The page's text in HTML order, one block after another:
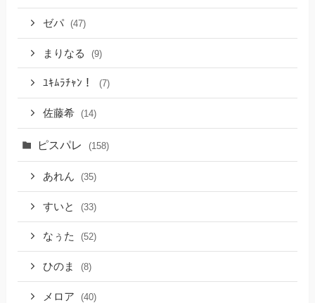
ゼパ (47)
まりなる (9)
ﾕｷﾑﾗﾁｬﾝ！ (7)
佐藤希 (14)
ピスパレ (158)
あれん (35)
すいと (33)
なぅた (52)
ひのま (8)
メロア (40)